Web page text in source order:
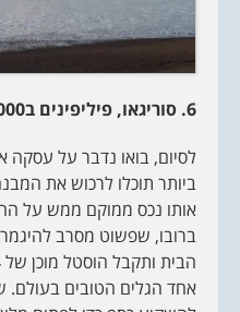
6. סוריגאו, פיליפינים ב360,000 ₪.
לסיום, בואו נדבר על עסקה
ביותר תוכלו לרכוש את
אותו נכס ממוקם ממש על
ברובו, שפשוט מסרב
אחד הגלים הטובים בעולם.